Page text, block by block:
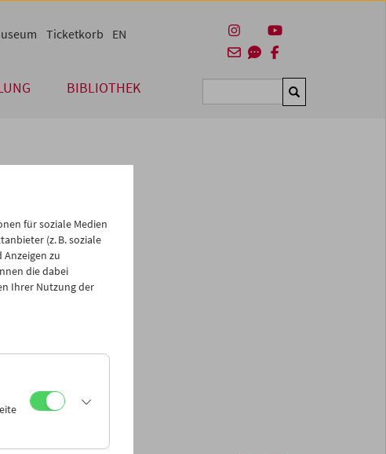
BIBLIOTHEK Suchen
Ticketkorb EN
für soziale Medien
(z. B. soziale
zu
die dabei
Ihrer Nutzung der